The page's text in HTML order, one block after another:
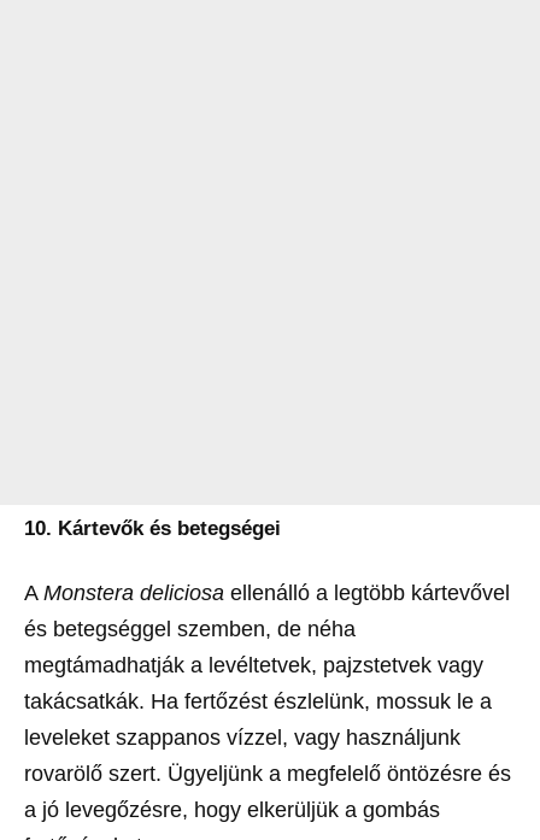
10. Kártevők és betegségei
A Monstera deliciosa ellenálló a legtöbb kártevővel
és betegséggel szemben, de néha
megtámadhatják a levéltetvek, pajzstetvek vagy
takácsatkák. Ha fertőzést észlelünk, mossuk le a
leveleket szappanos vízzel, vagy használjunk
rovarölő szert. Ügyeljünk a megfelelő öntözésre és
a jó levegőzésre, hogy elkerüljük a gombás